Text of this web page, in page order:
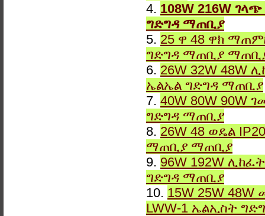
4. 108W 216W
ግድግዳ ማጠቢያ
5. 25 ዋ 48 ዋክ
ግድግዳ ማጠቢያ
6. 26W 32W 48W
ኤልኤል ግድግዳ ማጠቢያ
7. 40W 80W 90W
ግድግዳ ማጠቢያ
8. 26W 48 ወዴል
ማጠቢያ ማጠቢያ
9. 96W 192W
ግድግዳ ማጠቢያ
10. 15W 25W
LWW-1 ኤልኢስት